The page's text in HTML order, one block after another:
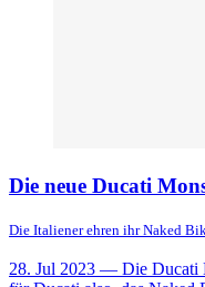
Die neue Ducati
Die Italiener ehren ihr Naked
28. Jul 2023 — Die Ducati